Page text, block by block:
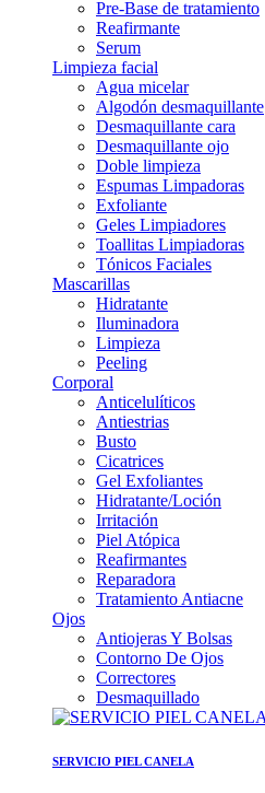
Pre-Base de tratamiento
Reafirmante
Serum
Limpieza facial
Agua micelar
Algodón desmaquillante
Desmaquillante cara
Desmaquillante ojo
Doble limpieza
Espumas Limpadoras
Exfoliante
Geles Limpiadores
Toallitas Limpiadoras
Tónicos Faciales
Mascarillas
Hidratante
Iluminadora
Limpieza
Peeling
Corporal
Anticelulíticos
Antiestrias
Busto
Cicatrices
Gel Exfoliantes
Hidratante/Loción
Irritación
Piel Atópica
Reafirmantes
Reparadora
Tratamiento Antiacne
Ojos
Antiojeras Y Bolsas
Contorno De Ojos
Correctores
Desmaquillado
SERVICIO PIEL CANELA